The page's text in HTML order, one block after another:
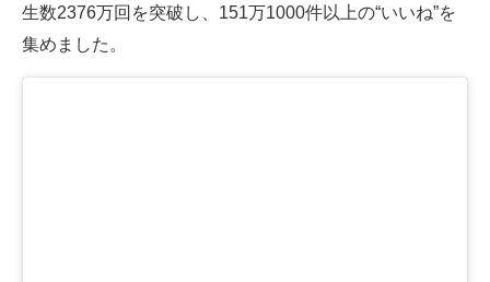
スマホと通信の最新トレンド
生数2376万回を突破し、151万1000件以上の“いいね”を
集めました。